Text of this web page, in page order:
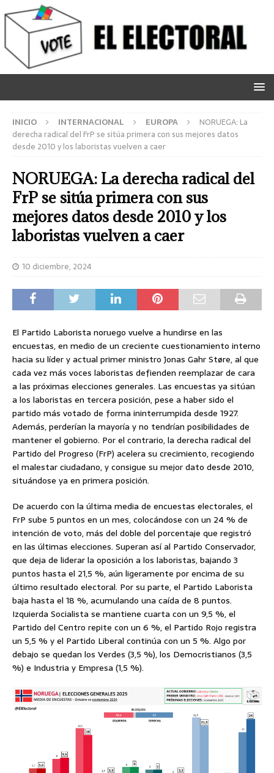
INICIO INTERNACIONAL EUROPA
NORUEGA: La
derecha radical del FrP se sitúa primera con sus mejores datos
desde 2010 y los laboristas vuelven a caer
NORUEGA: La derecha radical del
FrP se sitúa primera con sus
mejores datos desde 2010 y los
laboristas vuelven a caer
10 diciembre, 2024
El Partido Laborista noruego vuelve a hundirse en las
encuestas, en medio de un creciente cuestionamiento interno
hacia su líder y actual primer ministro Jonas Gahr Støre, al que
cada vez más voces laboristas defienden reemplazar de cara
a las próximas elecciones generales. Las encuestas ya sitúan
a los laboristas en tercera posición, pese a haber sido el
partido más votado de forma ininterrumpida desde 1927.
Además, perderían la mayoría y no tendrían posibilidades de
mantener el gobierno. Por el contrario, la derecha radical del
Partido del Progreso (FrP) acelera su crecimiento, recogiendo
el malestar ciudadano, y consigue su mejor dato desde 2010,
situándose ya en primera posición.
De acuerdo con la última media de encuestas electorales, el
FrP sube 5 puntos en un mes, colocándose con un 24 % de
intención de voto, más del doble del porcentaje que registró
en las últimas elecciones. Superan así al Partido Conservador,
que deja de liderar la oposición a los laboristas, bajando 3
puntos hasta el 21,5 %, aún ligeramente por encima de su
último resultado electoral. Por su parte, el Partido Laborista
baja hasta el 18 %, acumulando una caída de 8 puntos.
Izquierda Socialista se mantiene cuarta con un 9,5 %, el
Partido del Centro repite con un 6 %, el Partido Rojo registra
un 5,5 % y el Partido Liberal continúa con un 5 %. Algo por
debajo se quedan los Verdes (3,5 %), los Democristianos (3,5
%) e Industria y Empresa (1,5 %).